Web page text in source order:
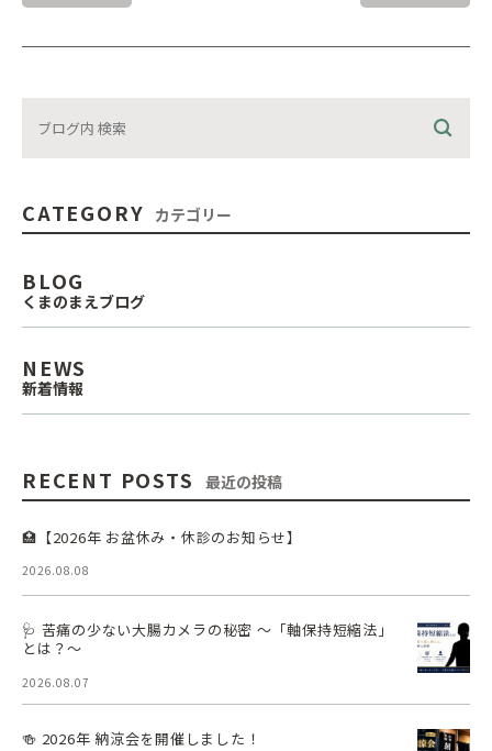
CATEGORY カテゴリー
BLOG
くまのまえブログ
NEWS
新着情報
RECENT POSTS 最近の投稿
🏥【2026年 お盆休み・休診のお知らせ】
2026.08.08
🩺 苦痛の少ない大腸カメラの秘密 ～「軸保持短縮法」
とは？～
2026.08.07
🍻 2026年 納涼会を開催しました！